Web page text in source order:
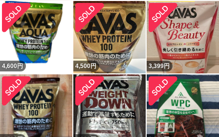
4,600 円 4,500円 3,399円